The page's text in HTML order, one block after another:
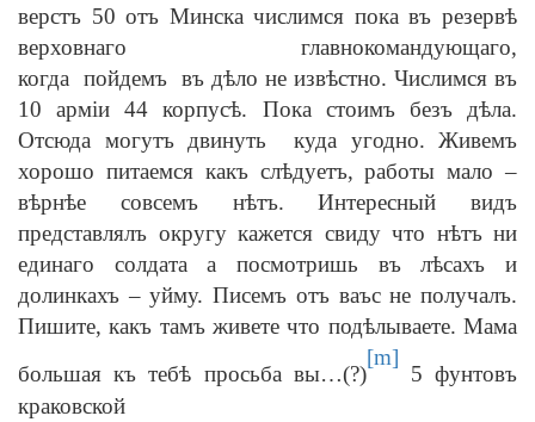
верстъ 50 отъ Минска числимся пока въ резервѣ
верховнаго главнокомандующаго,
когда пойдемъ въ дѣло не извѣстно. Числимся въ
10 арміи 44 корпусѣ. Пока стоимъ безъ дѣла.
Отсюда могутъ двинуть куда угодно. Живемъ
хорошо питаемся какъ слѣдуетъ, работы мало–
вѣрнѣе совсемъ нѣтъ. Интересный видъ
представлялъ округу кажется свиду что нѣтъ ни
единаго солдата а посмотришь въ лѣсахъ и
долинкахъ – уйму. Писемъ отъ ваъс не получалъ.
Пишите, какъ тамъ живете что подѣлываете. Мама
большая къ тебѣ просьба вы…(?)
[m]
5 фунтовъ
краковской